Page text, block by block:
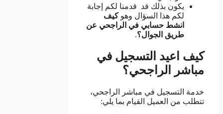
يكون بذلك قد قدمنا لكم إجابة
لكم هذا السؤال وهوكيف
انشط حسابي في الراجحي عن
طريق الجوال؟.
كيف اعيد التسجيل في
مباشر الراجحي؟
خدمة التسجيل في مباشر الراجحي،
تتطلب من العميل القيام بما يلي: